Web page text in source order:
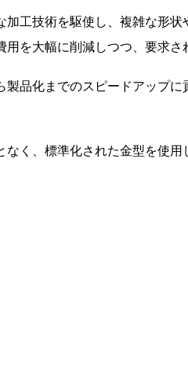
工技術を駆使し、複雑な形
を大幅に削減しつつ、要求さ
品化までのスピードアップ
く、標準化された金型を使